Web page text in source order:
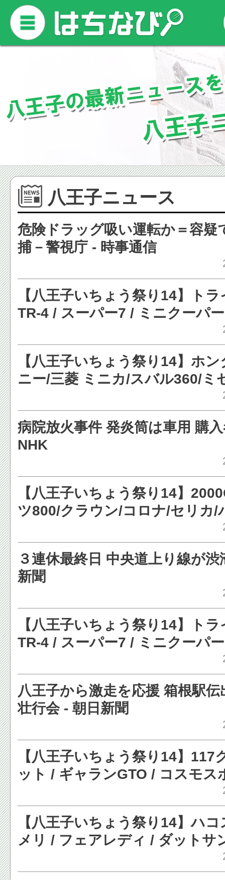
八王子ニュース
危険ドラッグ吸い運転か＝容疑
捕－警視庁 - 時事通信
【八王子いちょう祭り14】ト
TR-4 / スーパー7 / ミニクーパ
エランなど［写真蔵］ - レスポ
【八王子いちょう祭り14】ホ
ニー/三菱 ミニカ/スバル360/ミ
ロルなど［写真蔵］ - レスポン
病院放火事件 発炎筒は車用 購
NHK
【八王子いちょう祭り14】
ツ800/クラウン/コロナ/セリカ/
３連休最終日 中央道上り線が渋
新聞
【八王子いちょう祭り14】ト
TR-4 / スーパー7 / ミニクーパ
エランなど［写真蔵］ - レスポ
八王子から激走を応援 箱根駅伝
壮行会 - 朝日新聞
【八王子いちょう祭り14】117
ット / ギャランGTO / コスモス
S600など［写真蔵］ - レスポ
【八王子いちょう祭り14】ハ
メリ / フェアレディ / ダットサ